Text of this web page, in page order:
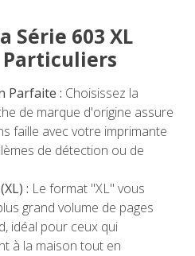
Série 603 XL
Particuliers
Parfaite : Choisissez la
de marque d'origine assure
faille avec votre imprimante
de détection ou de
: Le format "XL" vous
grand volume de pages
idéal pour ceux qui
à la maison tout en